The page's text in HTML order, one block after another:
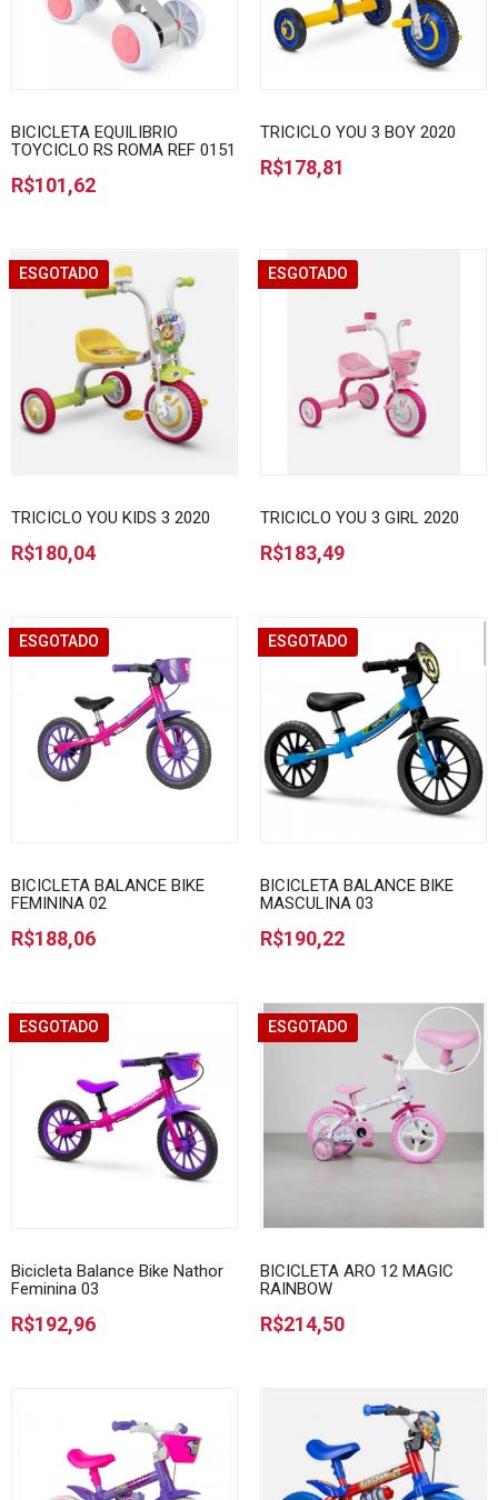
BICICLETA EQUILIBRIO
TOYCICLO RS ROMA REF 0151
R$101,62
TRICICLO YOU 3 BOY 2020
R$178,81
ESGOTADO
TRICICLO YOU KIDS 3 2020
R$180,04
ESGOTADO
TRICICLO YOU 3 GIRL 2020
R$183,49
ESGOTADO
BICICLETA BALANCE BIKE
FEMININA 02
R$188,06
ESGOTADO
BICICLETA BALANCE BIKE
MASCULINA 03
R$190,22
ESGOTADO
Bicicleta Balance Bike Nathor
Feminina 03
R$192,96
ESGOTADO
BICICLETA ARO 12 MAGIC
RAINBOW
R$214,50